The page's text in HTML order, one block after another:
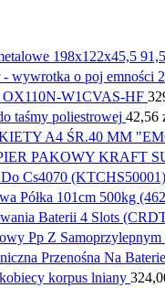
198x122x45,5
- wywrotka o poj emności
W1CVAS-HF
taśmy poliestrowej 42,56
A4 ŚR.40 MM
PAKOWY KRAFT
Cs4070 (KTCHS50001)
Półka 101cm 500kg
Baterii 4 Slots
Pp Z
Przenośna Na
korpus lniany